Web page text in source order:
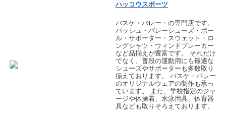
ハッコウスポーツ
バスケ・バレー・の専門店です。
バッシュ・バレーシューズ・ボー
ル・サポーター・スウェット・ロ
ングシャツ・ウィンドブレーカー
など品揃えが豊富です。 それだけ
でなく、普段の運動用にも最適な
シューズやサポーターも多数取り
揃えております。 バスケ・バレー
のオリジナルウェアの制作も承っ
ています。 また、学校指定のジャ
ージや体操着、水泳用具、体育器
具なども取りそろえております。